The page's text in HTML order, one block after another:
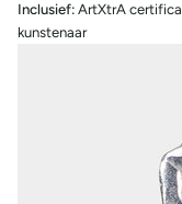
Inclusief: ArtXtrA
kunstenaar